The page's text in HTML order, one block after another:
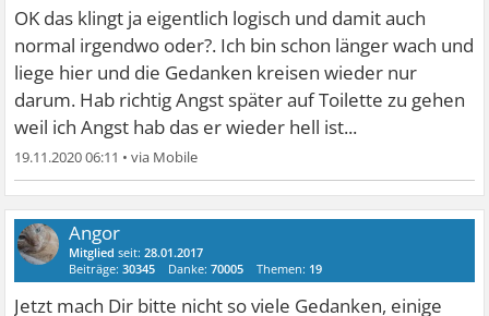
OK das klingt ja eigentlich logisch und damit auch
normal irgendwo oder?. Ich bin schon länger wach und
liege hier und die Gedanken kreisen wieder nur
darum. Hab richtig Angst später auf Toilette zu gehen
weil ich Angst hab das er wieder hell ist...
19.11.2020 06:11 •
Angor
Mitglied seit:28.01.2017
Beiträge:30345 Danke:70005 Themen: 19
Jetzt mach Dir bitte nicht so viele Gedanken, einige